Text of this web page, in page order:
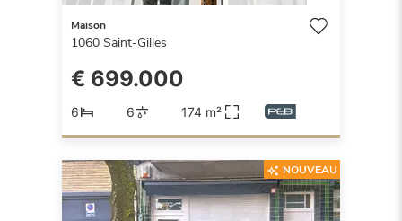
Maison
1060 Saint-Gilles
€ 699.000
6 6 174 m²
NOUVEAU